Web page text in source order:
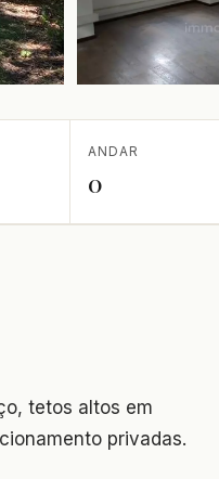
ANDAR
0
tetos altos em
privadas.